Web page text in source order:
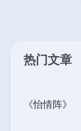
热门文章
《怡情阵》